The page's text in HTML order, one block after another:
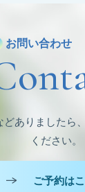
お問い合わせ
どありましたら
ください。
ご予約は